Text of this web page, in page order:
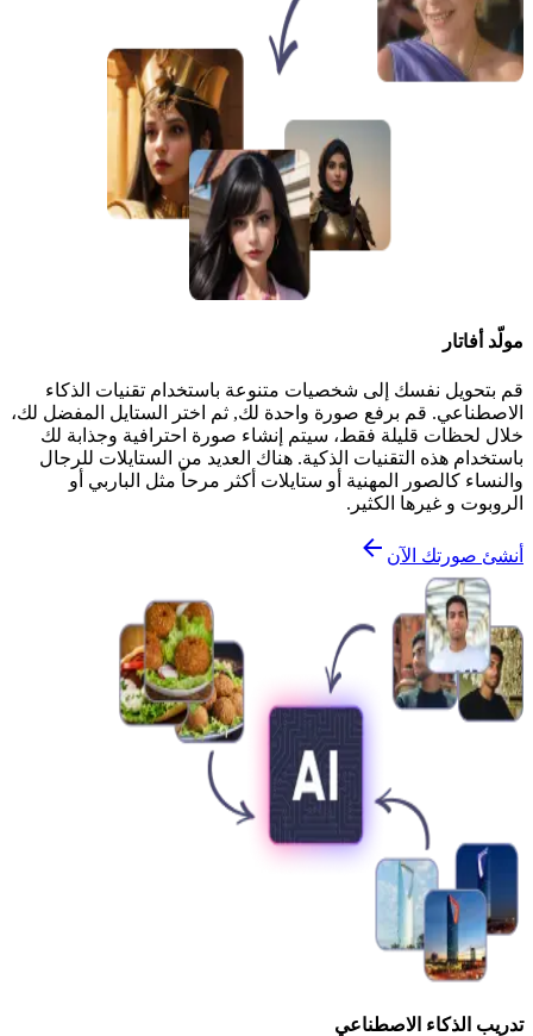
مولّد أفاتار
قم بتحويل نفسك إلى شخصيات متنوعة باستخدام تقنيات الذكاء
الاصطناعي. قم برفع صورة واحدة لك, ثم اختر الستايل المفضل لك،
خلال لحظات قليلة فقط، سيتم إنشاء صورة احترافية وجذابة لك
باستخدام هذه التقنيات الذكية. هناك العديد من الستايلات للرجال
والنساء كالصور المهنية أو ستايلات أكثر مرحاً مثل الباربي أو
الروبوت و غيرها الكثير.
أنشئ صورتك الآن
تدريب الذكاء الاصطناعي